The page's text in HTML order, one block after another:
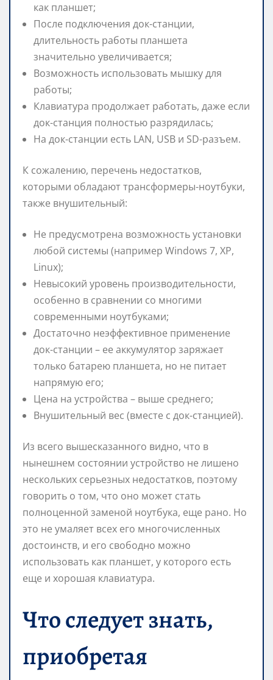
как планшет;
После подключения док-станции,
длительность работы планшета
значительно увеличивается;
Возможность использовать мышку для
работы;
Клавиатура продолжает работать, даже если
док-станция полностью разрядилась;
На док-станции есть LAN, USB и SD-разъем.
К сожалению, перечень недостатков,
которыми обладают трансформеры-ноутбуки,
также внушительный:
Не предусмотрена возможность установки
любой системы (например Windows 7, ХР,
Linux);
Невысокий уровень производительности,
особенно в сравнении со многими
современными ноутбуками;
Достаточно неэффективное применение
док-станции – ее аккумулятор заряжает
только батарею планшета, но не питает
напрямую его;
Цена на устройства – выше среднего;
Внушительный вес (вместе с док-станцией).
Из всего вышесказанного видно, что в
нынешнем состоянии устройство не лишено
нескольких серьезных недостатков, поэтому
говорить о том, что оно может стать
полноценной заменой ноутбука, еще рано. Но
это не умаляет всех его многочисленных
достоинств, и его свободно можно
использовать как планшет, у которого есть
еще и хорошая клавиатура.
Что следует знать,
приобретая